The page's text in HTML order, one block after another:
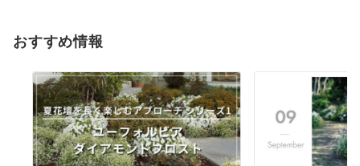
おすすめ情報